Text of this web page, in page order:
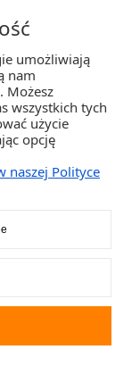
śląskie NIP: 645-241-94-
umożliwiają
nam
Możesz
wszystkich tych
użycie
opcję
naszej Polityce